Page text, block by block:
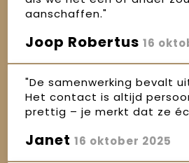
aanschaffen."
Joop Robertus 16
"De samenwerking bevalt
Het contact is altijd
prettig – je merkt dat ze
Janet 16 oktober 2025